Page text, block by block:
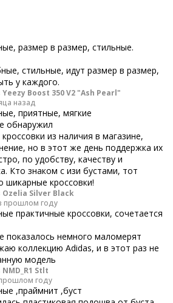
размер в размер, стильные.
стильные, идут размер в размер,
у каждого.
Boost 350 V2 "Ash Pearl"
назад
приятные, мягкие
обнаружил
из наличия в магазине,
но в этот же день поддержка их
по удобству, качеству и
Кто знаком с изи бустами, тот
шикарные кроссовки!
Ozelia Silver Black
прошлом году
практичные кроссовки, сочетается
показалось немного маломерят
коллекцию Adidas, и в этот раз не
модель
Stlt
году
,праймнит ,буст